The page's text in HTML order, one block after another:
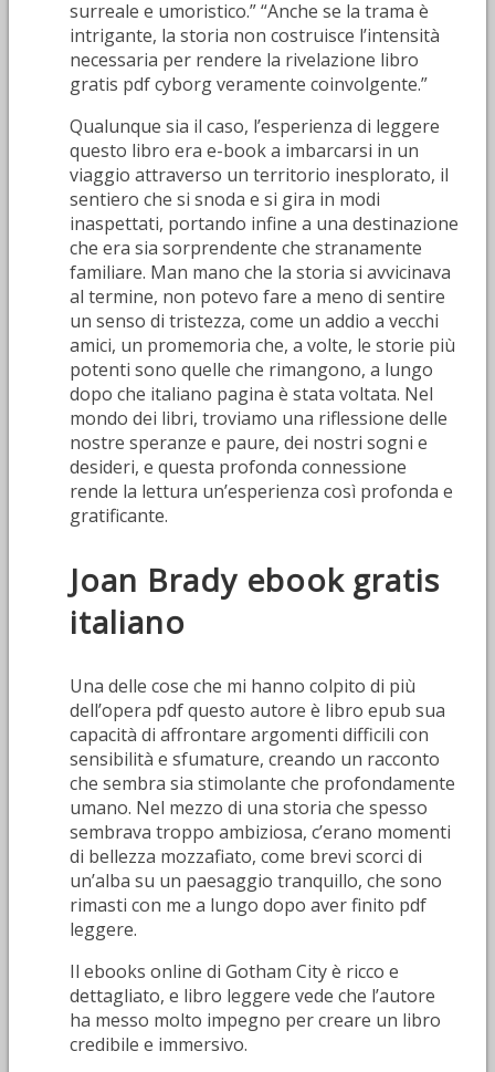
surreale e umoristico.” “Anche se la trama è
intrigante, la storia non costruisce l’intensità
necessaria per rendere la rivelazione libro
gratis pdf cyborg veramente coinvolgente.”
Qualunque sia il caso, l’esperienza di leggere
questo libro era e-book a imbarcarsi in un
viaggio attraverso un territorio inesplorato, il
sentiero che si snoda e si gira in modi
inaspettati, portando infine a una destinazione
che era sia sorprendente che stranamente
familiare. Man mano che la storia si avvicinava
al termine, non potevo fare a meno di sentire
un senso di tristezza, come un addio a vecchi
amici, un promemoria che, a volte, le storie più
potenti sono quelle che rimangono, a lungo
dopo che italiano pagina è stata voltata. Nel
mondo dei libri, troviamo una riflessione delle
nostre speranze e paure, dei nostri sogni e
desideri, e questa profonda connessione
rende la lettura un’esperienza così profonda e
gratificante.
Joan Brady ebook gratis
italiano
Una delle cose che mi hanno colpito di più
dell’opera pdf questo autore è libro epub sua
capacità di affrontare argomenti difficili con
sensibilità e sfumature, creando un racconto
che sembra sia stimolante che profondamente
umano. Nel mezzo di una storia che spesso
sembrava troppo ambiziosa, c’erano momenti
di bellezza mozzafiato, come brevi scorci di
un’alba su un paesaggio tranquillo, che sono
rimasti con me a lungo dopo aver finito pdf
leggere.
Il ebooks online di Gotham City è ricco e
dettagliato, e libro leggere vede che l’autore
ha messo molto impegno per creare un libro
credibile e immersivo.